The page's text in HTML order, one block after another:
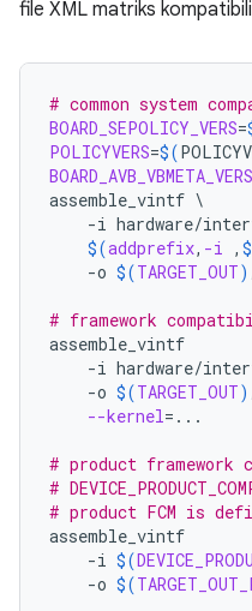
file XML matriks
# common system
BOARD_SEPOLICY_VERS=
POLICYVERS=$(
assemble_vintf \
-i hardware/
$(addprefix, -i ,
-o $(TARGET_OUT)
# framework
assemble_vintf
-i hardware/
-o $(TARGET_OUT)
--kernel= ...
# product
#
# product FCM is
assemble_vintf
-i $(
-o $(